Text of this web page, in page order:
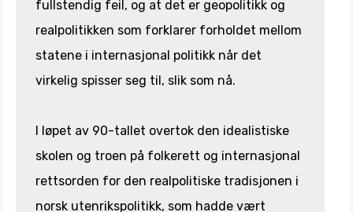
fullstendig feil, og at det er geopolitikk og
realpolitikken som forklarer forholdet mellom
statene i internasjonal politikk når det
virkelig spisser seg til, slik som nå.
I løpet av 90-tallet overtok den idealistiske
skolen og troen på folkerett og internasjonal
rettsorden for den realpolitiske tradisjonen i
norsk utenrikspolitikk, som hadde vært